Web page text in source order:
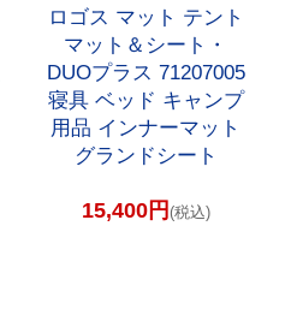
ロゴス マット テント
マット＆シート・
DUOプラス 71207005
寝具 ベッド キャンプ
用品 インナーマット
グランドシート
15,400円 (税込)